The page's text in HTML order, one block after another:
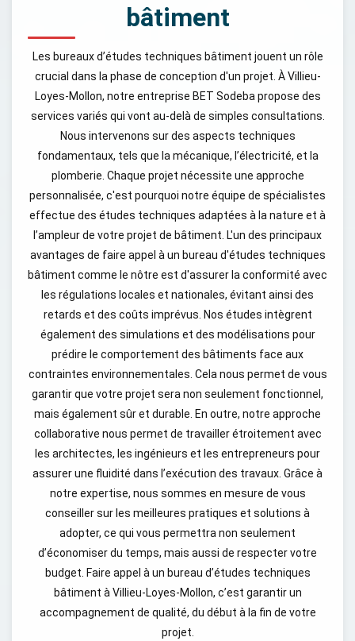
bâtiment
Les bureaux d’études techniques bâtiment jouent un rôle
crucial dans la phase de conception d'un projet. À Villieu-
Loyes-Mollon, notre entreprise BET Sodeba propose des
services variés qui vont au-delà de simples consultations.
Nous intervenons sur des aspects techniques
fondamentaux, tels que la mécanique, l’électricité, et la
plomberie. Chaque projet nécessite une approche
personnalisée, c'est pourquoi notre équipe de spécialistes
effectue des études techniques adaptées à la nature et à
l’ampleur de votre projet de bâtiment. L'un des principaux
avantages de faire appel à un bureau d'études techniques
bâtiment comme le nôtre est d'assurer la conformité avec
les régulations locales et nationales, évitant ainsi des
retards et des coûts imprévus. Nos études intègrent
également des simulations et des modélisations pour
prédire le comportement des bâtiments face aux
contraintes environnementales. Cela nous permet de vous
garantir que votre projet sera non seulement fonctionnel,
mais également sûr et durable. En outre, notre approche
collaborative nous permet de travailler étroitement avec
les architectes, les ingénieurs et les entrepreneurs pour
assurer une fluidité dans l’exécution des travaux. Grâce à
notre expertise, nous sommes en mesure de vous
conseiller sur les meilleures pratiques et solutions à
adopter, ce qui vous permettra non seulement
d’économiser du temps, mais aussi de respecter votre
budget. Faire appel à un bureau d’études techniques
bâtiment à Villieu-Loyes-Mollon, c’est garantir un
accompagnement de qualité, du début à la fin de votre
projet.